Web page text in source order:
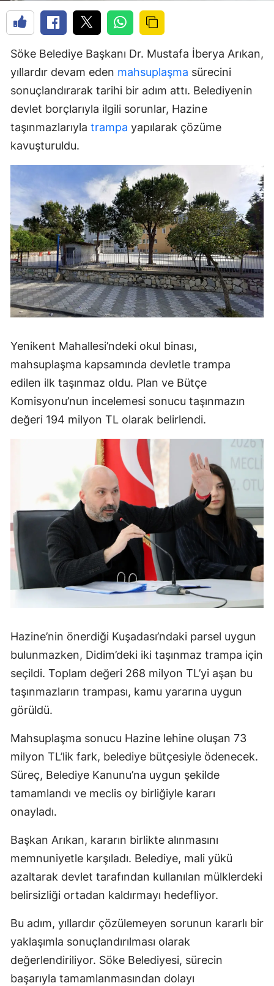
Söke Belediye Başkanı Dr. Mustafa İberya Arıkan,
yıllardır devam eden mahsuplaşma sürecini
sonuçlandırarak tarihi bir adım attı. Belediyenin
devlet borçlarıyla ilgili sorunlar, Hazine
taşınmazlarıyla trampa yapılarak çözüme
kavuşturuldu.
Yenikent Mahallesi’ndeki okul binası,
mahsuplaşma kapsamında devletle trampa
edilen ilk taşınmaz oldu. Plan ve Bütçe
Komisyonu’nun incelemesi sonucu taşınmazın
değeri 194 milyon TL olarak belirlendi.
Hazine’nin önerdiği Kuşadası’ndaki parsel uygun
bulunmazken, Didim’deki iki taşınmaz trampa için
seçildi. Toplam değeri 268 milyon TL’yi aşan bu
taşınmazların trampası, kamu yararına uygun
görüldü.
Mahsuplaşma sonucu Hazine lehine oluşan 73
milyon TL’lik fark, belediye bütçesiyle ödenecek.
Süreç, Belediye Kanunu’na uygun şekilde
tamamlandı ve meclis oy birliğiyle kararı
onayladı.
Başkan Arıkan, kararın birlikte alınmasını
memnuniyetle karşıladı. Belediye, mali yükü
azaltarak devlet tarafından kullanılan mülklerdeki
belirsizliği ortadan kaldırmayı hedefliyor.
Bu adım, yıllardır çözülemeyen sorunun kararlı bir
yaklaşımla sonuçlandırılması olarak
değerlendiriliyor. Söke Belediyesi, sürecin
başarıyla tamamlanmasından dolayı